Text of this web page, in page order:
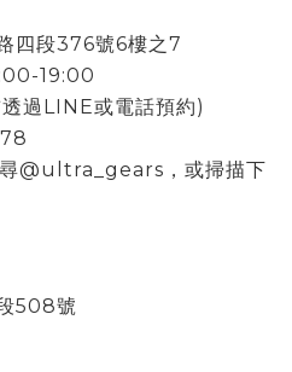
四段376號6樓之7
19:00
過LINE或電話預約)
@ultra_gears，或掃描下
508號